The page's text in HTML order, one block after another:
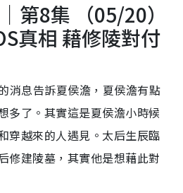
第8集 （05/20）
真相 藉修陵對付
息告訴夏侯澹，夏侯澹有點
多了。其實這是夏侯澹小時候
穿越來的人遇見。太后生辰臨
修建陵墓，其實他是想藉此對